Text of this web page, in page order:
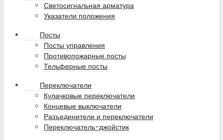
Светосигнальная арматура
Указатели положения
Посты
Посты управления
Противопожарные посты
Тельферные посты
Переключатели
Кулачковые переключатели
Концевые выключатели
Разъединители и переключатели
Переключатель-джойстик